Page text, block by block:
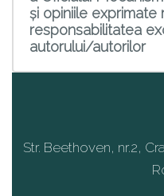
și opiniile exprimate
responsabilitatea
autorului/autorilor
Str. Beethoven, nr.2,